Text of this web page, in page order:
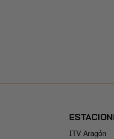
ITV Aragón